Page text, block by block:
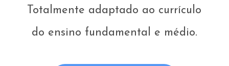
Totalmente adaptado ao currículo
do ensino fundamental e médio.